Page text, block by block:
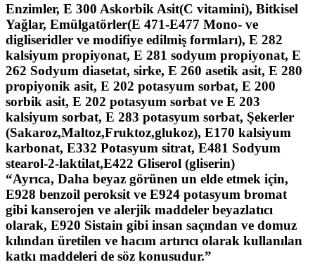
Enzimler, E 300 Askorbik Asit(C vitamini), Bitkisel
Yağlar, Emülgatörler(E 471-E477 Mono- ve
digliseridler ve modifiye edilmiş formları), E 282
kalsiyum propiyonat, E 281 sodyum propiyonat, E
262 Sodyum diasetat, sirke, E 260 asetik asit, E 280
propiyonik asit, E 202 potasyum sorbat, E 200
sorbik asit, E 202 potasyum sorbat ve E 203
kalsiyum sorbat, E 283 potasyum sorbat, Şekerler
(Sakaroz,Maltoz,Fruktoz,glukoz), E170 kalsiyum
karbonat, E332 Potasyum sitrat, E481 Sodyum
stearol-2-laktilat,E422 Gliserol (gliserin)
“Ayrıca, Daha beyaz görünen un elde etmek için,
E928 benzoil peroksit ve E924 potasyum bromat
gibi kanserojen ve alerjik maddeler beyazlatıcı
olarak, E920 Sistain gibi insan saçından ve domuz
kılından üretilen ve hacım artırıcı olarak kullanılan
katkı maddeleri de söz konusudur.”